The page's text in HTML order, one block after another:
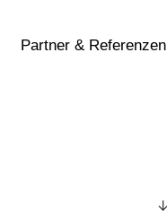
Partner & Referenzen
↓